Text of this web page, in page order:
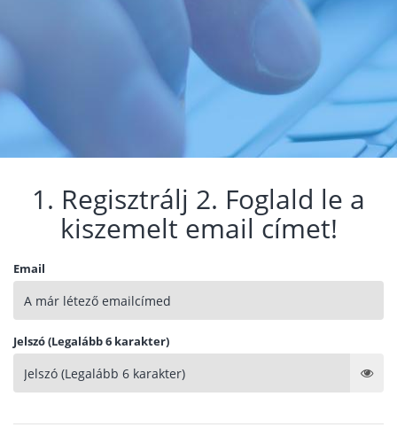
1. Regisztrálj 2. Foglald le a
kiszemelt email címet!
Email
Jelszó (Legalább 6 karakter)